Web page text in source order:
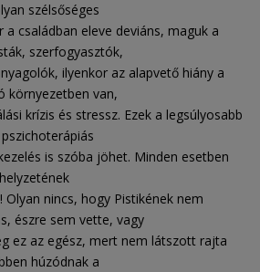
szélsőséges
családban eleve deviáns, maguk a
szerfogyasztók,
ilyenkor az alapvető hiány a
környezetben van,
krízis és stressz. Ezek a legsúlyosabb
is szóba jöhet. Minden esetben
nincs, hogy Pistikének nem
észre sem vette, vagy
ez az egész, mert nem látszott rajta
húzódnak a